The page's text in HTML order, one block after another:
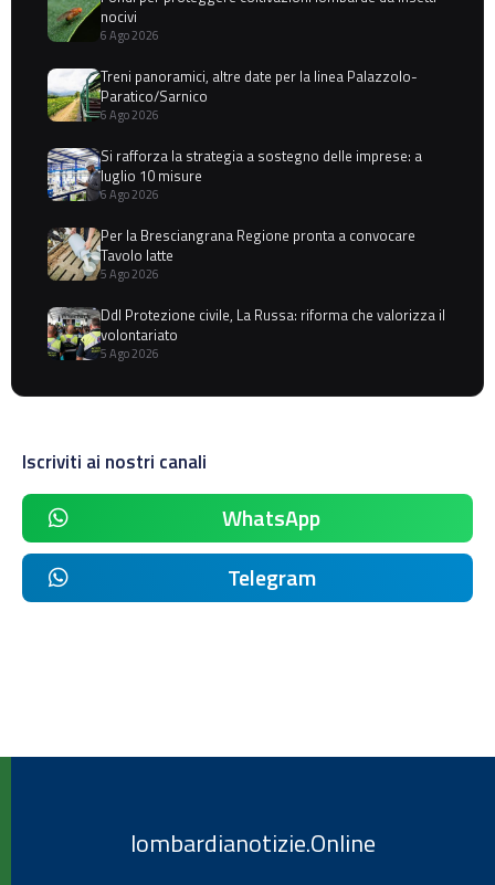
nocivi
6 Ago 2026
Treni panoramici, altre date per la linea Palazzolo-
Paratico/Sarnico
6 Ago 2026
Si rafforza la strategia a sostegno delle imprese: a
luglio 10 misure
6 Ago 2026
Per la Bresciangrana Regione pronta a convocare
Tavolo latte
5 Ago 2026
Ddl Protezione civile, La Russa: riforma che valorizza il
volontariato
5 Ago 2026
Iscriviti ai nostri canali
WhatsApp
Telegram
lombardianotizie.Online